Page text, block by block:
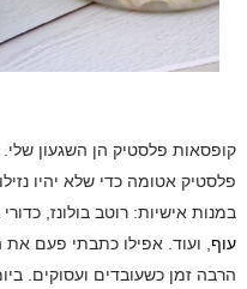
קופסאות פלסטיק הן השגעון
פלסטיק אטומה כדי שלא יהיו
במנות אישיות: רוטב בולונז,
עוף, ועוד. אפילו כתבתי פעם את
הרבה זמן כשעובדים ועסוקים.